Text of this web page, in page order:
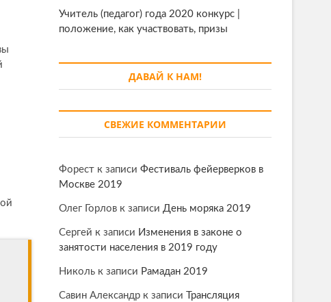
Учитель (педагог) года 2020 конкурс |
положение, как участвовать, призы
ДАВАЙ К НАМ!
СВЕЖИЕ КОММЕНТАРИИ
Форест к записи Фестиваль фейерверков в
Москве 2019
Олег Горлов к записи День моряка 2019
Сергей к записи Изменения в законе о
занятости населения в 2019 году
Николь к записи Рамадан 2019
Савин Александр к записи
Трансляция